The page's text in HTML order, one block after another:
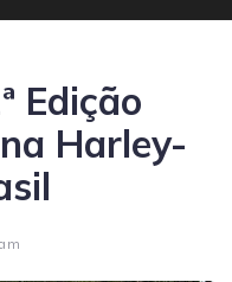
Edição
Harley-